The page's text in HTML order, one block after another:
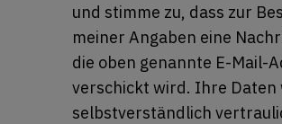
und stimme zu, dass zur
meiner Angaben eine
die oben genannte E-Mail-
verschickt wird. Ihre Daten
selbstverständlich